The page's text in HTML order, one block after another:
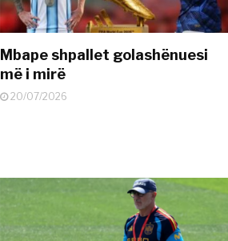
Mbape shpallet golashënuesi
më i mirë
20/07/2026